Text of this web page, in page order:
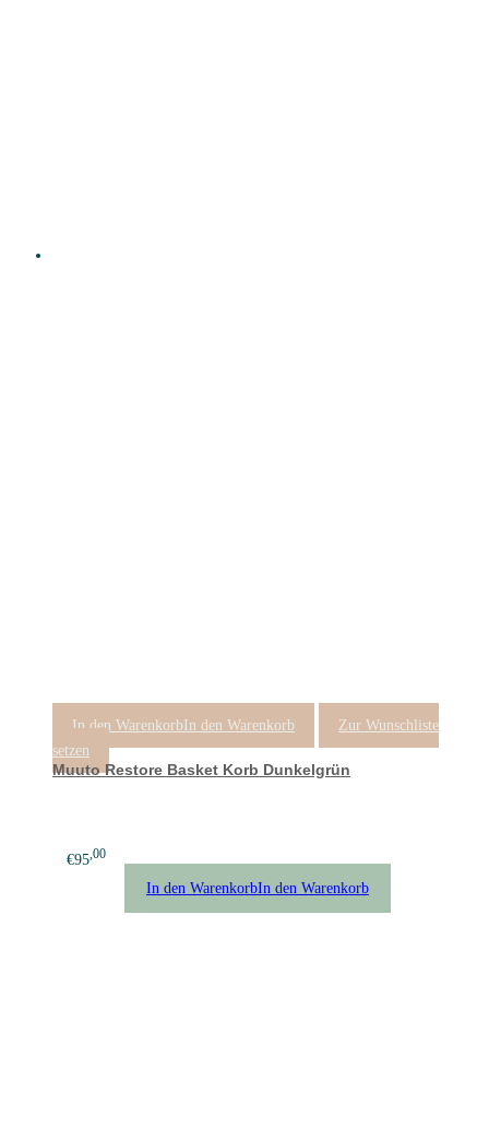
In den Warenkorb In den Warenkorb
Zur Wunschliste
setzen
Muuto Restore Basket Korb Dunkelgrün
€95,00
In den WarenkorbIn den Warenkorb